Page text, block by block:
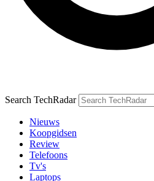
Search TechRadar
Nieuws
Koopgidsen
Review
Telefoons
Tv's
Laptops